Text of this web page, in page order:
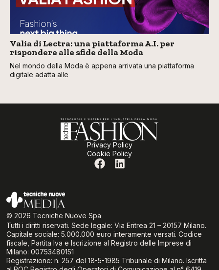
Valia di Lectra: una piattaforma A.I. per
rispondere alle sfide della Moda
Nel mondo della Moda è appena arrivata una piattaforma
digitale adatta alle
Privacy Policy
Cookie Policy
© 2026 Tecniche Nuove Spa
Tutti i diritti riservati. Sede legale: Via Eritrea 21 – 20157 Milano.
Capitale sociale: 5.000.000 euro interamente versati. Codice
fiscale, Partita Iva e Iscrizione al Registro delle Imprese di
Milano: 00753480151
Registrazione: n. 257 del 18-5-1985 Tribunale di Milano. Iscritta